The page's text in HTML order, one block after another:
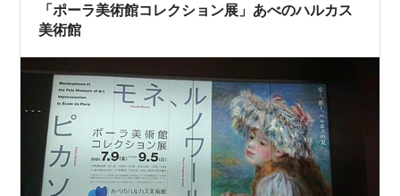
「ポーラ美術館コレクション展」あべのハルカス
美術館